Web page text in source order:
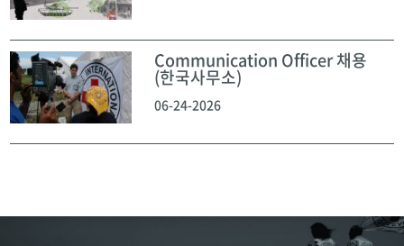
Communication Officer 채용
(한국사무소)
06-24-2026